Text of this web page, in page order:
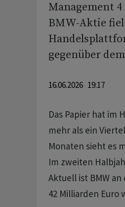
Management
BMW-Aktie
gegenüber
16.06.2026 19:17
Das Papier hat im
mehr als ein
Monaten sieht es
Im zweiten
Aktuell ist BMW
42 Milliarden Euro